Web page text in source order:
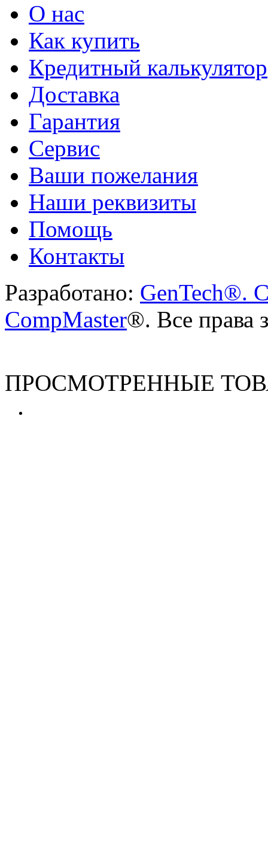
О нас
Как купить
Кредитный калькулятор
Доставка
Гарантия
Сервис
Ваши пожелания
Наши реквизиты
Помощь
Контакты
Разработано: GenTech®.
CompMaster®. Все права
ПРОСМОТРЕННЫЕ